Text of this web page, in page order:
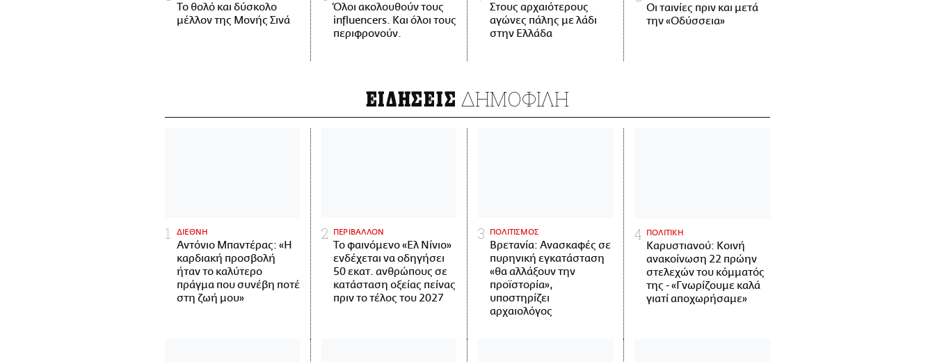
Το θολό και δύσκολο
μέλλον της Μονής Σινά
Όλοι ακολουθούν τους
influencers. Και όλοι τους
περιφρονούν.
Στους αρχαιότερους
αγώνες πάλης με λάδι
στην Ελλάδα
Οι ταινίες πριν και μετά
την «Οδύσσεια»
ΕΙΔΗΣΕΙΣ ΔΗΜΟΦΙΛΗ
ΔΙΕΘΝΗ
Αντόνιο Μπαντέρας: «Η
καρδιακή προσβολή
ήταν το καλύτερο
πράγμα που συνέβη ποτέ
στη ζωή μου»
ΠΕΡΙΒΑΛΛΟΝ
Το φαινόμενο «Ελ Νίνιο»
ενδέχεται να οδηγήσει
50 εκατ. ανθρώπους σε
κατάσταση οξείας πείνας
πριν το τέλος του 2027
ΠΟΛΙΤΙΣΜΟΣ
Βρετανία: Ανασκαφές σε
πυρηνική εγκατάσταση
«θα αλλάξουν την
προϊστορία»,
υποστηρίζει
αρχαιολόγος
ΠΟΛΙΤΙΚΗ
Καρυστιανού: Κοινή
ανακοίνωση 22 πρώην
στελεχών του κόμματός
της - «Γνωρίζουμε καλά
γιατί αποχωρήσαμε»